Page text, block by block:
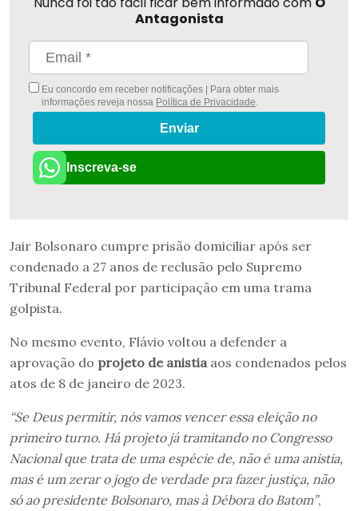
Antagonista
Eu concordo em receber notificações | Para obter mais
informações reveja nossa Política de Privacidade.
Enviar
Inscreva-se
Jair Bolsonaro cumpre prisão domiciliar após ser
condenado a 27 anos de reclusão pelo Supremo
Tribunal Federal por participação em uma trama
golpista.
No mesmo evento, Flávio voltou a defender a
aprovação do projeto de anistia aos condenados pelos
atos de 8 de janeiro de 2023.
“Se Deus permitir, nós vamos vencer essa eleição no
primeiro turno. Há projeto já tramitando no Congresso
Nacional que trata de uma espécie de, não é uma anistia,
mas é um zerar o jogo de verdade pra fazer justiça, não
só ao presidente Bolsonaro, mas à Débora do Batom”,